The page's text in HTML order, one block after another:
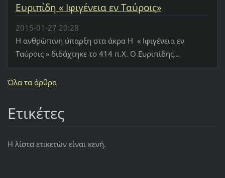
Ευριπίδη « Ιφιγένεια εν Ταύροις»
2015-01-27 20:28
Η ανθρώπινη ύπαρξη στα άκρα Η « Ιφιγένεια εν
Ταύροις » διδάχτηκε το 414 π.Χ. Ο Ευριπίδης...
Όλα τα άρθρα
Ετικέτες
Η λίστα ετικετών είναι κενή.